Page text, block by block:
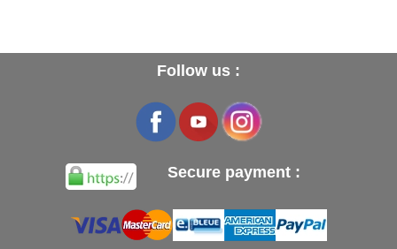
Follow us :
Secure payment :